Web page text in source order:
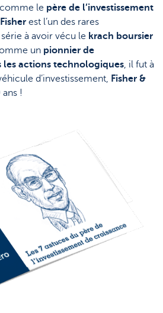
Le monde des ETF
le père de l’investissement
est l’un des rares
à avoir vécu le krach boursier
un pionnier de
les actions technologiques, il fut à
d’investissement, Fisher &
!